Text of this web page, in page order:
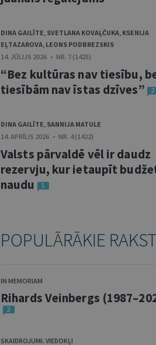
DINA GAILĪTE, SVETLANA KOVAĻČUKA, KSENIJA
EĻTAZAROVA, LEONS PODBREZSKIS
14. JŪLIJS 2026 • NR. 7 (1425)
“Bez kultūras nav tiesību,
tiesībām nav īstas dzīves”
2
DINA GAILĪTE, SANNIJA MATULE
14. APRĪLIS 2026 • NR. 4 (1422)
Valsts pārvaldē vēl ir daudz
rezervju, kur ietaupīt
naudu
1
POPULĀRĀKIE
IN MEMORIAM
Rihards Veinbergs
2
SKAIDROJUMI. VIEDOKĻI